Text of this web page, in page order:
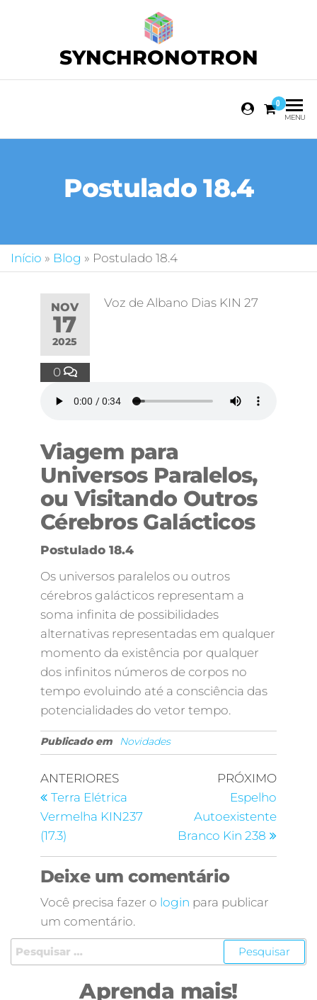
SYNCHRONOTRON
0
MENU
Postulado 18.4
Início » Blog » Postulado 18.4
NOV
17
2025
0
Voz de Albano Dias KIN 27
Viagem para
Universos Paralelos,
ou Visitando Outros
Cérebros Galácticos
Postulado 18.4
Os universos paralelos ou outros
cérebros galácticos representam a
soma infinita de possibilidades
alternativas representadas em qualquer
momento da existência por qualquer
dos infinitos números de corpos no
tempo evoluindo até a consciência das
potencialidades do vetor tempo.
Publicado em Novidades
ANTERIORES
Terra Elétrica
Vermelha KIN237
(17.3)
PRÓXIMO
Espelho
Autoexistente
Branco Kin 238
Deixe um comentário
Você precisa fazer o login para publicar
um comentário.
Aprenda mais!